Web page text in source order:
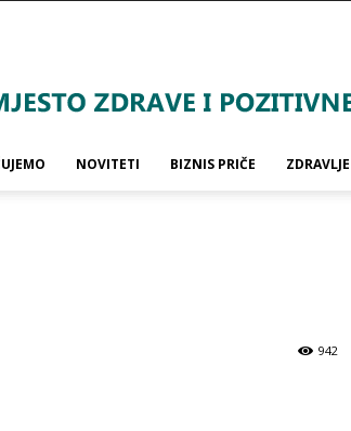
NOVITETI BIZNIS PRIČE ZDRAVLJE
942